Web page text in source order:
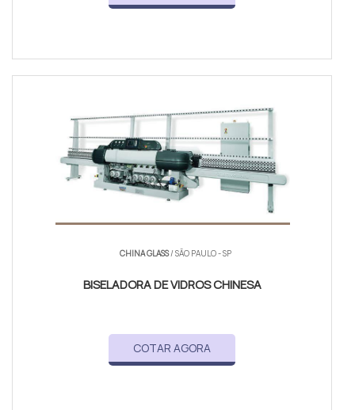
CHINA GLASS/ SÃO PAULO - SP
BISELADORA DE VIDROS CHINESA
COTAR AGORA